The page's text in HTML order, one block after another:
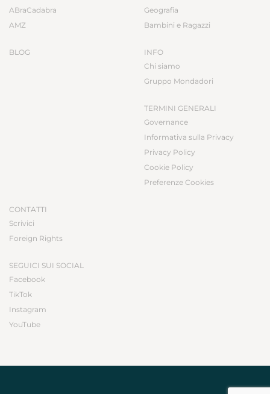
ABraCadabra
AMZ
BLOG
Geografia
Bambini e Ragazzi
INFO
Chi siamo
Gruppo Mondadori
TERMINI GENERALI
Governance
Informativa sulla Privacy
Privacy Policy
Cookie Policy
Preferenze Cookies
CONTATTI
Scrivici
Foreign Rights
SEGUICI SUI SOCIAL
Facebook
TikTok
Instagram
YouTube